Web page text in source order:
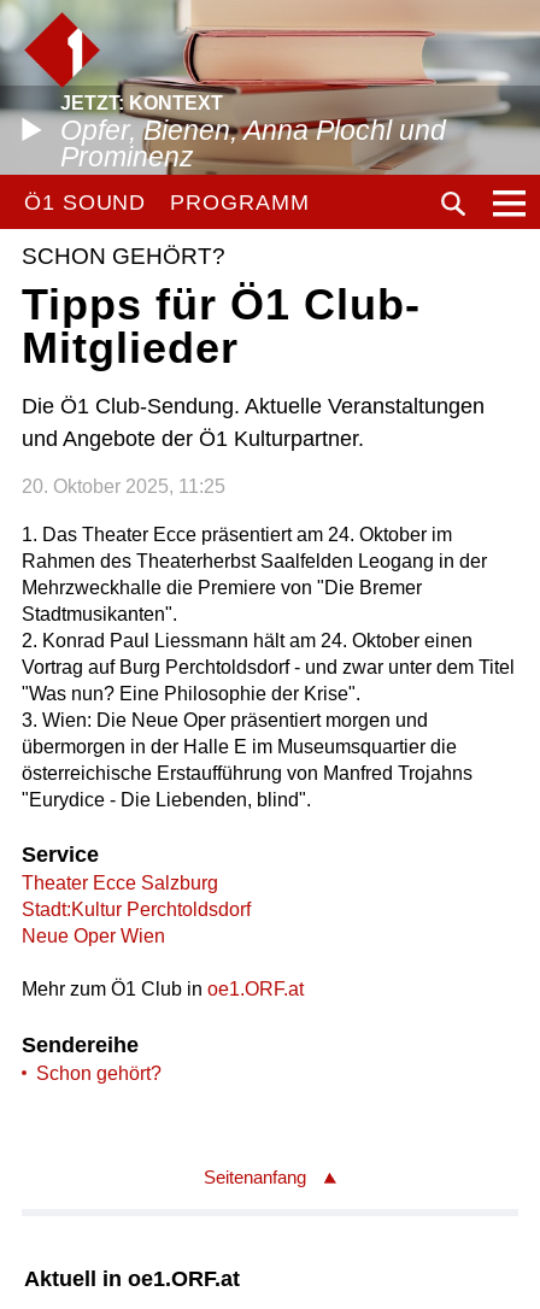
JETZT: KONTEXT
Opfer, Bienen, Anna Plochl und
Prominenz
Ö1 SOUND PROGRAMM
SCHON GEHÖRT?
Tipps für Ö1 Club-
Mitglieder
Die Ö1 Club-Sendung. Aktuelle Veranstaltungen
und Angebote der Ö1 Kulturpartner.
20. Oktober 2025, 11:25
1. Das Theater Ecce präsentiert am 24. Oktober im
Rahmen des Theaterherbst Saalfelden Leogang in der
Mehrzweckhalle die Premiere von "Die Bremer
Stadtmusikanten".
2. Konrad Paul Liessmann hält am 24. Oktober einen
Vortrag auf Burg Perchtoldsdorf - und zwar unter dem Titel
"Was nun? Eine Philosophie der Krise".
3. Wien: Die Neue Oper präsentiert morgen und
übermorgen in der Halle E im Museumsquartier die
österreichische Erstaufführung von Manfred Trojahns
"Eurydice - Die Liebenden, blind".
Service
Theater Ecce Salzburg
Stadt:Kultur Perchtoldsdorf
Neue Oper Wien
Mehr zum Ö1 Club in oe1.ORF.at
Sendereihe
Schon gehört?
Seitenanfang
Aktuell in oe1.ORF.at